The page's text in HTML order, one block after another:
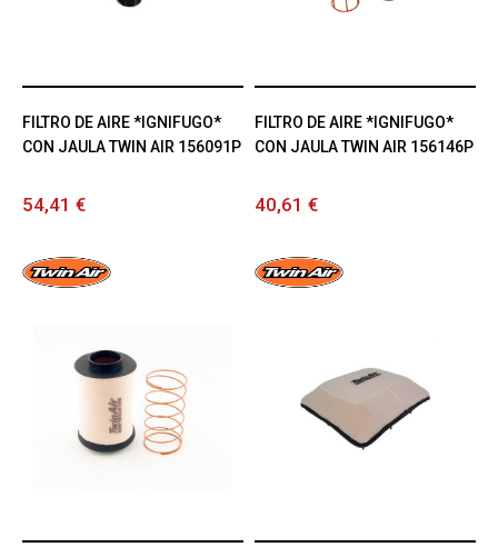
FILTRO DE AIRE *IGNIFUGO*
CON JAULA TWIN AIR 156091P
54,41 €
FILTRO DE AIRE *IGNIFUGO*
CON JAULA TWIN AIR 156146P
40,61 €